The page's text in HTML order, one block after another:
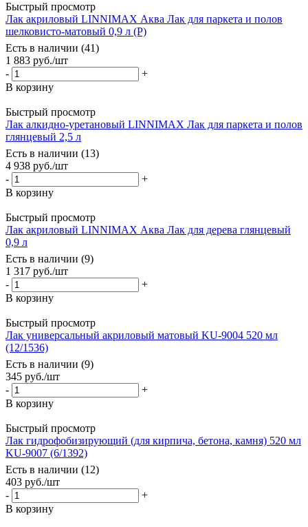
Быстрый просмотр
Лак акриловый LINNIMAX Аква Лак для паркета и полов
шелковисто-матовый 0,9 л (P)
Есть в наличии (41)
1 883 руб./шт
-
+
В корзину
Быстрый просмотр
Лак алкидно-уретановый LINNIMAX Лак для паркета и полов
глянцевый 2,5 л
Есть в наличии (13)
4 938 руб./шт
-
+
В корзину
Быстрый просмотр
Лак акриловый LINNIMAX Аква Лак для дерева глянцевый
0,9 л
Есть в наличии (9)
1 317 руб./шт
-
+
В корзину
Быстрый просмотр
Лак универсальный акриловый матовый KU-9004 520 мл
(12/1536)
Есть в наличии (9)
345 руб./шт
-
+
В корзину
Быстрый просмотр
Лак гидрофобизирующий (для кирпича, бетона, камня) 520 мл
KU-9007 (6/1392)
Есть в наличии (12)
403 руб./шт
-
+
В корзину